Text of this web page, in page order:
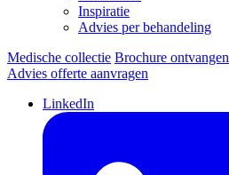
Inspiratie
Advies per behandeling
Medische collectie Brochure ontvangen
Advies offerte aanvragen
LinkedIn